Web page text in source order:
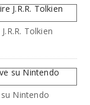
Tolkien
Nintendo